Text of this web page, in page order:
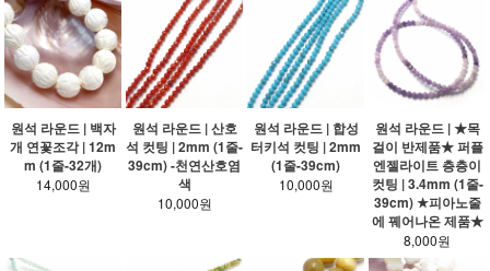
원석 라운드 | 백자
개 연꽃조각 | 12m
m (1줄-32개)
14,000원
원석 라운드 | 산호
석 컷팅 | 2mm (1줄-
39cm) -천연산호염
색
10,000원
원석 라운드 | 합성
터키석 컷팅 | 2mm
(1줄-39cm)
10,000원
원석 라운드 | ★목
걸이 반제품★ 퍼플
엔젤라이트 층층이
컷팅 | 3.4mm (1줄-
39cm) ★피아노줄
에 꿰어나온 제품★
8,000원